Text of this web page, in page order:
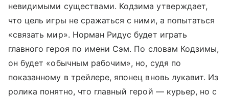
невидимыми существами. Кодзима утверждает,
что цель игры не сражаться с ними, а попытаться
«связать мир». Норман Ридус будет играть
главного героя по имени Сэм. По словам Кодзимы,
он будет «обычным рабочим», но, судя по
показанному в трейлере, японец вновь лукавит. Из
ролика понятно, что главный герой — курьер, но с